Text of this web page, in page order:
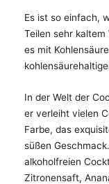
Es ist so einfach,
Teilen sehr
es mit
In der Welt der
er verleiht vielen
Farbe, das
süßen
alkoholfreien
Zitronensaft,